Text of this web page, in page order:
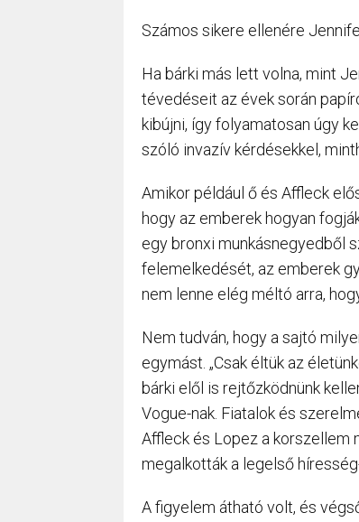
Számos sikere ellenére
Ha bárki más lett volna, mint
tévedéseit az évek során
kibújni, így folyamatosan úgy
szóló invazív kérdésekkel,
Amikor például ő és Affleck
hogy az emberek hogyan
egy bronxi munkásnegyedből
felemelkedését, az emberek
nem lenne elég méltó arra,
Nem tudván, hogy a sajtó
egymást. „Csak éltük az
bárki elől is rejtőzködnünk
Vogue-nak. Fiatalok és
Affleck és Lopez a korszellem
megalkották a legelső
A figyelem átható volt, és